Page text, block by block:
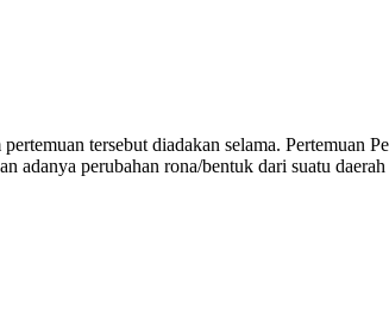
tersebut diadakan selama.
adanya perubahan rona/bentuk dari suatu